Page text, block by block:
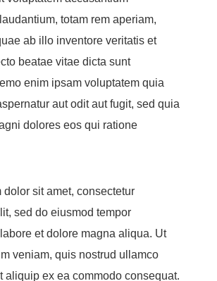
totam rem aperiam,
ab illo inventore veritatis et
beatae vitae dicta sunt
enim ipsam voluptatem quia
aut odit aut fugit, sed quia
dolores eos qui ratione
dolor sit amet, consectetur
sed do eiusmod tempor
et dolore magna aliqua. Ut
veniam, quis nostrud ullamco
aliquip ex ea commodo consequat.